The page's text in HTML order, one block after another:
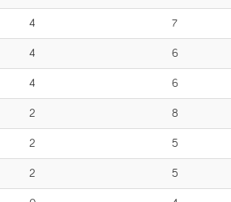
4 7
4 6
4 6
2 8
2 5
2 5